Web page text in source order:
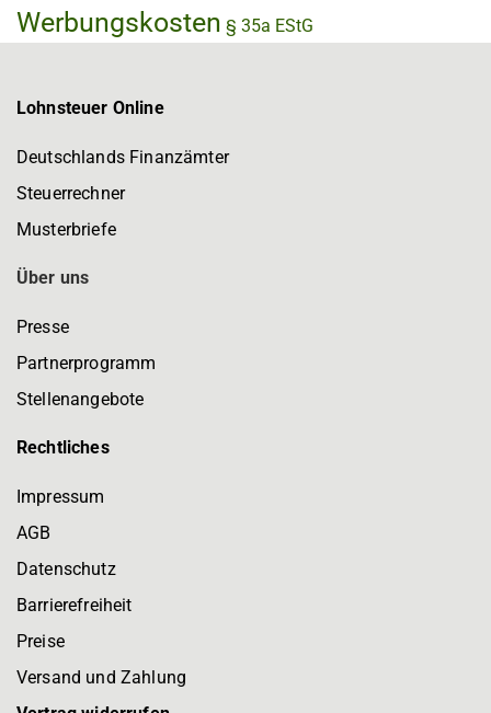
Werbungskosten § 35a EStG
Lohnsteuer Online
Deutschlands Finanzämter
Steuerrechner
Musterbriefe
Über uns
Presse
Partnerprogramm
Stellenangebote
Rechtliches
Impressum
AGB
Datenschutz
Barrierefreiheit
Preise
Versand und Zahlung